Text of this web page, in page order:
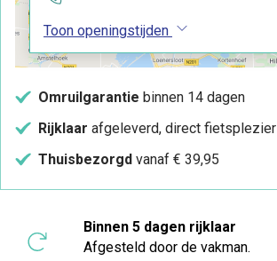
Toon openingstijden
Omruilgarantie binnen 14 dagen
Rijklaar afgeleverd, direct fietsplezier
Thuisbezorgd vanaf € 39,95
Binnen 5 dagen rijklaar
Afgesteld door de vakman.